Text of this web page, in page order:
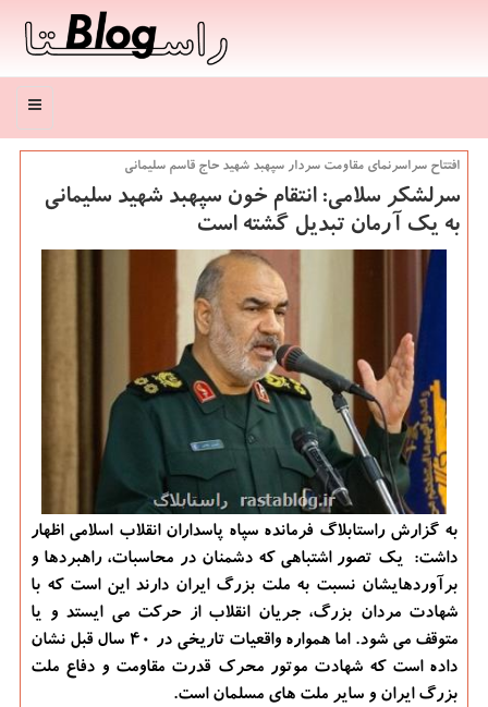
منو
افتتاح سراسرنمای مقاومت سردار سپهبد شهید حاج قاسم سلیمانی
سرلشكر سلامی: انتقام خون سپهبد شهید سلیمانی
به یك آرمان تبدیل گشته است
به گزارش راستابلاگ فرمانده سپاه پاسداران انقلاب اسلامی اظهار
داشت: یك تصور اشتباهی كه دشمنان در محاسبات، راهبردها و
برآوردهایشان نسبت به ملت بزرگ ایران دارند این است كه با
شهادت مردان بزرگ، جریان انقلاب از حركت می ایستد و یا
متوقف می شود. اما همواره واقعیات تاریخی در ۴۰ سال قبل نشان
داده است كه شهادت موتور محرك قدرت مقاومت و دفاع ملت
بزرگ ایران و سایر ملت های مسلمان است.